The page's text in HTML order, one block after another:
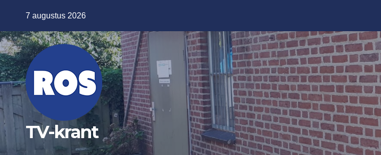
de
inhoud
7 augustus 2026
TV-krant